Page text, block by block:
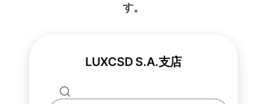
す。
LUXCSD S.A.支店